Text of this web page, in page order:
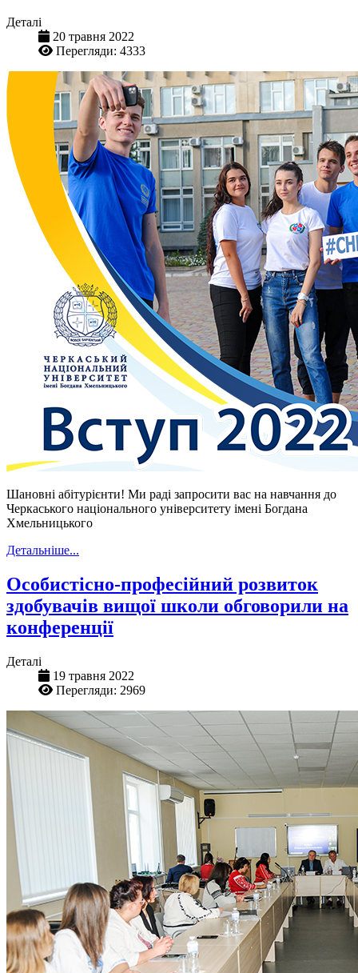
Деталі
20 травня 2022
Перегляди: 4333
Шановні абітурієнти! Ми раді запросити вас на навчання до
Черкаського національного університету імені Богдана
Хмельницького
Детальніше...
Особистісно-професійний розвиток
здобувачів вищої школи обговорили на
конференції
Деталі
19 травня 2022
Перегляди: 2969